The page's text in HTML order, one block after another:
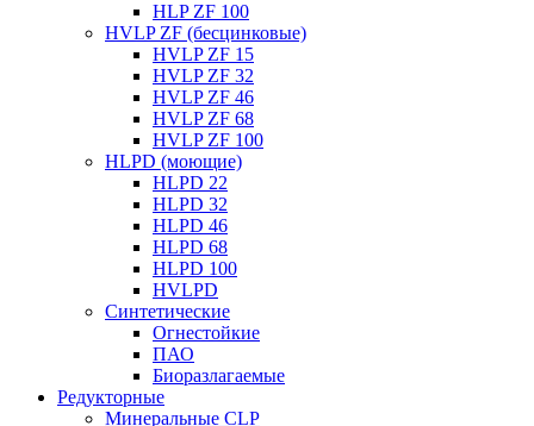
HLP ZF 100
HVLP ZF (бесцинковые)
HVLP ZF 15
HVLP ZF 32
HVLP ZF 46
HVLP ZF 68
HVLP ZF 100
HLPD (моющие)
HLPD 22
HLPD 32
HLPD 46
HLPD 68
HLPD 100
HVLPD
Синтетические
Огнестойкие
ПАО
Биоразлагаемые
Редукторные
Минеральные CLP